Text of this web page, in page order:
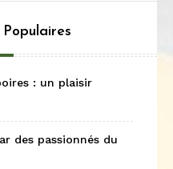
: un plaisir
des passionnés du